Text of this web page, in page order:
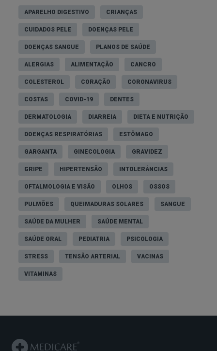
APARELHO DIGESTIVO CRIANÇAS
CUIDADOS PELE DOENÇAS PELE
DOENÇAS SANGUE PLANOS DE SAÚDE
ALERGIAS ALIMENTAÇÃO CANCRO
COLESTEROL CORAÇÃO CORONAVIRUS
COSTAS COVID-19 DENTES
DERMATOLOGIA DIARREIA DIETA E NUTRIÇÃO
DOENÇAS RESPIRATÓRIAS ESTÔMAGO
GARGANTA GINECOLOGIA GRAVIDEZ
GRIPE HIPERTENSÃO INTOLERÂNCIAS
OFTALMOLOGIA E VISÃO OLHOS OSSOS
PULMÕES QUEIMADURAS SOLARES SANGUE
SAÚDE DA MULHER SAÚDE MENTAL
SAÚDE ORAL PEDIATRIA PSICOLOGIA
STRESS TENSÃO ARTERIAL VACINAS
VITAMINAS